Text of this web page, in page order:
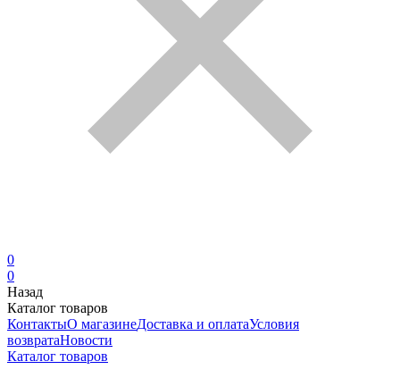
0
0
Назад
Каталог товаров
КонтактыО магазинеДоставка и оплатаУсловия
возвратаНовости
Каталог товаров